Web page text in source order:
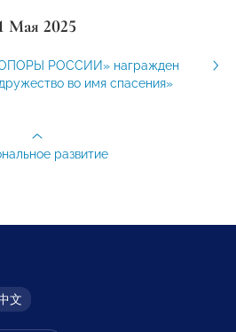
Мая 2025
РОССИИ» награжден
во имя спасения»
развитие
文